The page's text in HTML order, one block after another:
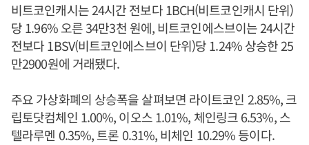
비트코인캐시는 24시간 전보다 1BCH(비트코인캐시 단위)
당 1.96% 오른 34만3천 원에, 비트코인에스브이는 24시간
전보다 1BSV(비트코인에스브이 단위)당 1.24% 상승한 25
만2900원에 거래됐다.
주요 가상화폐의 상승폭을 살펴보면 라이트코인 2.85%, 크
립토닷컴체인 1.00%, 이오스 1.01%, 체인링크 6.53%, 스
텔라루멘 0.35%, 트론 0.31%, 비체인 10.29% 등이다.